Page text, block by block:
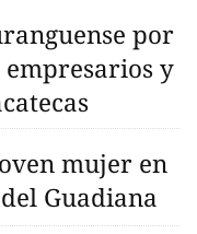
por
y
mujer en
Guadiana